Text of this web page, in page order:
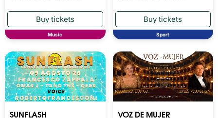
Music Sport
SUNFLASH VOZ DE MUJER